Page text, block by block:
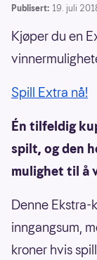
Publisert: 19. juli
Kjøper du en
Spill Extra nå!
Én tilfeldig
spilt, og den
mulighet til å
Denne Ekstra-
inngangsum,
kroner hvis